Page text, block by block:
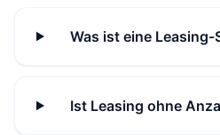
Was ist eine
Ist Leasing ohne